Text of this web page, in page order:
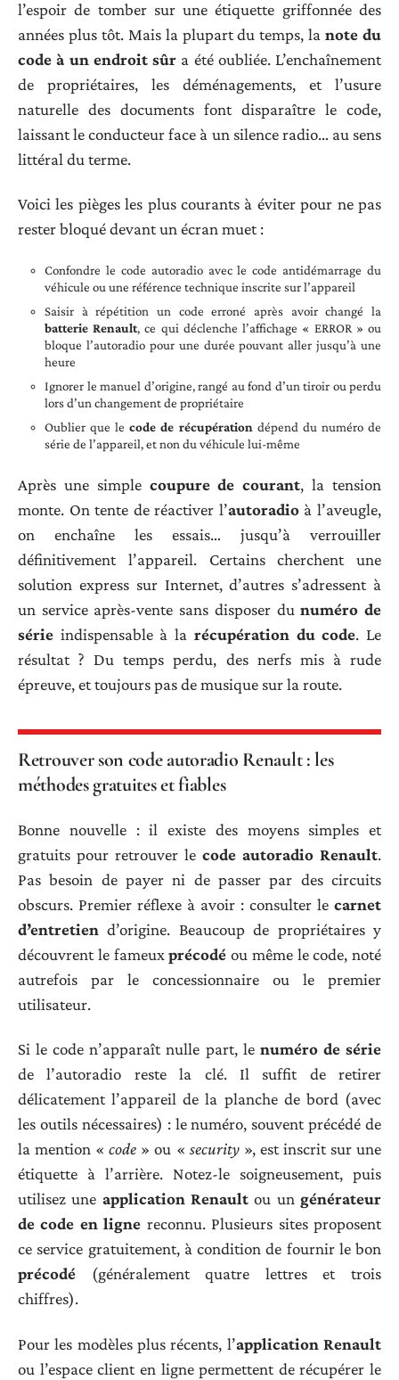
l’espoir de tomber sur une étiquette griffonnée des
années plus tôt. Mais la plupart du temps, lanote du
code à un endroit sûr a été oubliée. L’enchaînement
de propriétaires, les déménagements, et l’usure
naturelle des documents font disparaître le code,
laissant le conducteur face à un silence radio… au sens
littéral du terme.
Voici les pièges les plus courants à éviter pour ne pas
rester bloqué devant un écran muet :
Confondre le code autoradio avec le code antidémarrage du
véhicule ou une référence technique inscrite sur l’appareil
Saisir à répétition un code erroné après avoir changé la
batterie Renault, ce qui déclenche l’affichage « ERROR » ou
bloque l’autoradio pour une durée pouvant aller jusqu’à une
heure
Ignorer le manuel d’origine, rangé au fond d’un tiroir ou perdu
lors d’un changement de propriétaire
Oublier que lecode de récupération dépend du numéro de
série de l’appareil, et non du véhicule lui-même
Après une simple coupure de courant, la tension
monte. On tente de réactiver l’autoradioà l’aveugle,
on enchaîne les essais… jusqu’à verrouiller
définitivement l’appareil. Certains cherchent une
solution express sur Internet, d’autres s’adressent à
un service après-vente sans disposer dunuméro de
série indispensable à la récupération du code. Le
résultat ? Du temps perdu, des nerfs mis à rude
épreuve, et toujours pas de musique sur la route.
Retrouver son code autoradio Renault : les
méthodes gratuites et fiables
Bonne nouvelle : il existe des moyens simples et
gratuits pour retrouver le code autoradio Renault.
Pas besoin de payer ni de passer par des circuits
obscurs. Premier réflexe à avoir : consulter le carnet
d’entretien d’origine. Beaucoup de propriétaires y
découvrent le fameuxprécodé ou même le code, noté
autrefois par le concessionnaire ou le premier
utilisateur.
Si le code n’apparaît nulle part, le numéro de série
de l’autoradio reste la clé. Il suffit de retirer
délicatement l’appareil de la planche de bord (avec
les outils nécessaires) : le numéro, souvent précédé de
la mention «code » ou « security», est inscrit sur une
étiquette à l’arrière. Notez-le soigneusement, puis
utilisez une application Renault ou ungénérateur
de code en ligne reconnu. Plusieurs sites proposent
ce service gratuitement, à condition de fournir le bon
précodé (généralement quatre lettres et trois
chiffres).
Pour les modèles plus récents, l’application Renault
ou l’espace client en ligne permettent de récupérer le